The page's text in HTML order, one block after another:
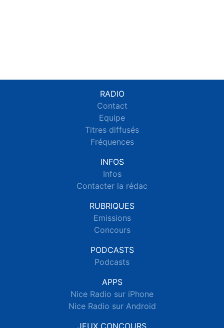
RADIO
Contact
Equipe
Titres diffusés
Fréquences
INFOS
Infos
Contacter la rédac
RUBRIQUES
Emissions
Concours
PODCASTS
Podcasts
APPS
Nice Radio sur iPhone
Nice Radio sur Android
JEUX CONCOURS